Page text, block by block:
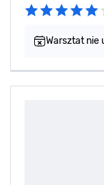
Warsztat nie